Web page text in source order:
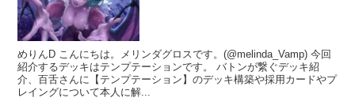
めりんD こんにちは。メリンダグロスです。(@melinda_Vamp) 今回
紹介するデッキはテンプテーションです。 バトンが繋ぐデッキ紹
介、百舌さんに【テンプテーション】のデッキ構築や採用カードやプ
レイングについて本人に解...